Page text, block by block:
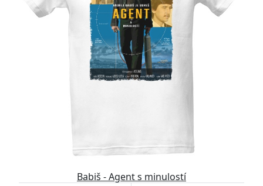
Babiš - Agent s minulostí